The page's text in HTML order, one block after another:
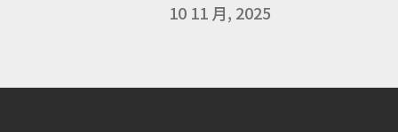
10 11 月, 2025